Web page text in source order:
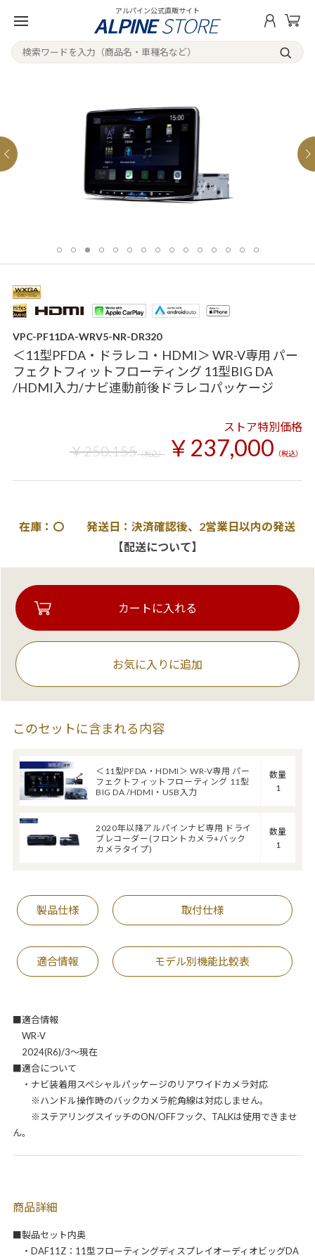
アルパイン公式直販サイト
VPC-PF11DA-WRV5-NR-DR320
＜11型PFDA・ドラレコ・HDMI＞ WR-V専用 パー
フェクトフィットフローティング 11型BIG DA
/HDMI入力/ナビ連動前後ドラレコパッケージ
ストア特別価格
￥250,155（税込） ￥237,000 （税込）
在庫：〇 発送日：決済確認後、2営業日以内の発送
【配送について】
お気に入りに追加
このセットに含まれる内容
＜11型PFDA・HDMI＞ WR-V専用 パー
フェクトフィットフローティング 11型
BIG DA /HDMI・USB入力
数量
1
2020年以降アルパインナビ専用 ドライ
ブレコーダー(フロントカメラ+バック
カメラタイプ)
数量
1
製品仕様 取付仕様
適合情報 モデル別機能比較表
■適合情報
WR-V
2024(R6)/3～現在
■適合について
・ナビ装着用スペシャルパッケージのリアワイドカメラ対応
※ハンドル操作時のバックカメラ舵角線は対応しません。
※ステアリングスイッチのON/OFFフック、TALKは使用できませ
ん。
商品詳細
■製品セット内奥
・DAF11Z：11型フローティングディスプレイオーディオビッグDA